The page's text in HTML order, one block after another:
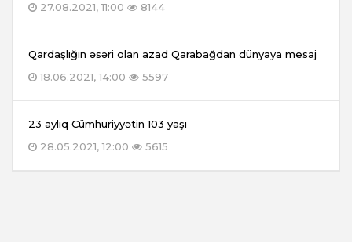
27.08.2021, 11:00
8144
Qardaşlığın əsəri olan azad Qarabağdan dünyaya mesaj
18.06.2021, 14:00
5597
23 aylıq Cümhuriyyətin 103 yaşı
28.05.2021, 12:00
5615